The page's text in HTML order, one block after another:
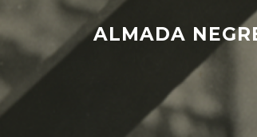
content
ALMADA